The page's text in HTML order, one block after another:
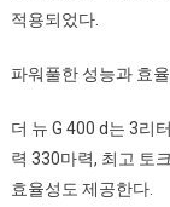
적용되었다.
파워풀한 성능과 효
더 뉴 G 400 d는 3리
력 330마력, 최고 토
효율성도 제공한다.